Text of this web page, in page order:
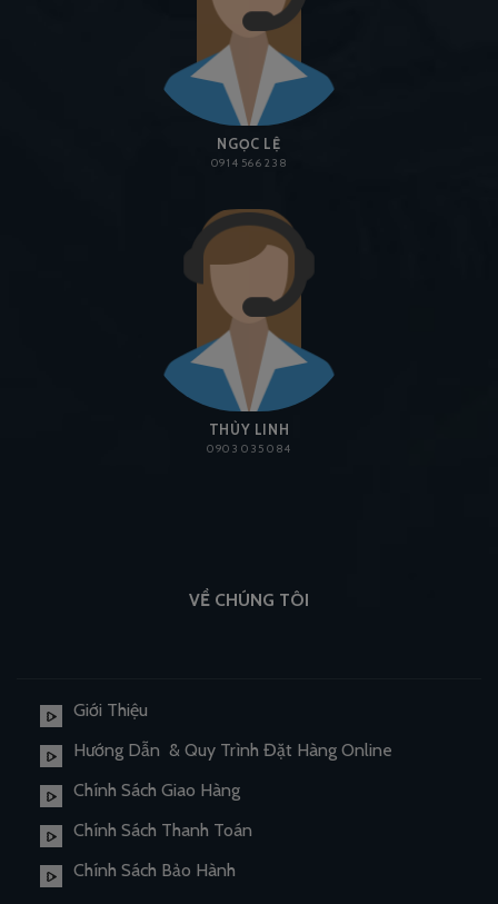
NGỌC LỆ
0914 566 238
THÙY LINH
0903 035 084
VỀ CHÚNG TÔI
Giới Thiệu
Hướng Dẫn & Quy Trình Đặt Hàng Online
Chính Sách Giao Hàng
Chính Sách Thanh Toán
Chính Sách Bảo Hành